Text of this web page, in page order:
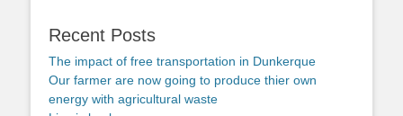
Recent Posts
The impact of free transportation in Dunkerque
Our farmer are now going to produce thier own
energy with agricultural waste